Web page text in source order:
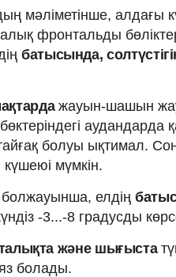
мәліметінше, алдағы
фронтальды
батысында,
жауын-шашын
болуы ықтимал.
мүмкін.
болжауынша, елдің
-3...-8 градусды
және шығыста
болады.